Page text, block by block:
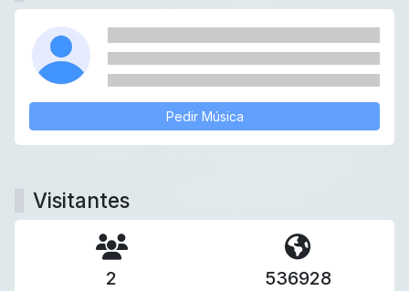
Pedir Música
Visitantes
2 536928